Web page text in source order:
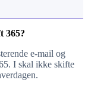
365?
e-mail og
I skal ikke skifte